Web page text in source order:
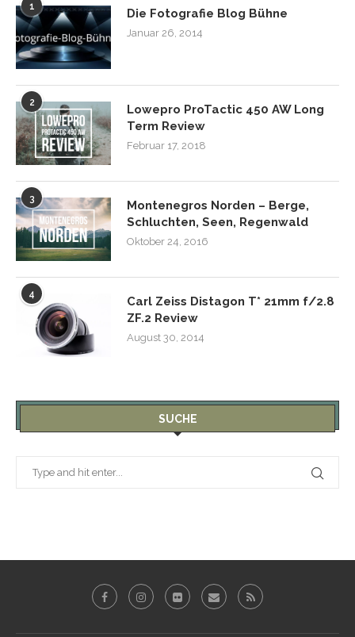
1 Die Fotografie Blog Bühne
Januar 26, 2014
2
Lowepro ProTactic 450 AW Long
Term Review
Februar 17, 2018
3
Montenegros Norden – Berge,
Schluchten, Seen, Regenwald
Oktober 24, 2016
4
Carl Zeiss Distagon T* 21mm f/2.8
ZF.2 Review
August 30, 2014
SUCHE